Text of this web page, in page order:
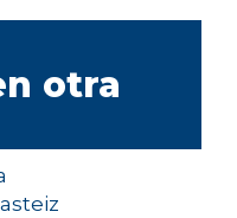
otra